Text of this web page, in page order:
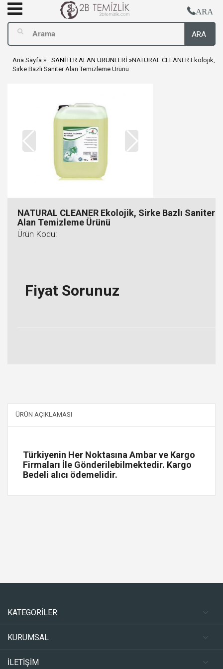
ARA
ARA
Ana Sayfa SANİTER ALAN ÜRÜNLERİ
NATURAL CLEANER Ekolojik,
Sirke Bazlı Saniter Alan Temizleme Ürünü
NATURAL CLEANER Ekolojik, Sirke Bazlı Saniter
Alan Temizleme Ürünü
Ürün Kodu:
Fiyat Sorunuz
ÜRÜN AÇIKLAMASI
Türkiyenin Her Noktasına Ambar ve Kargo
Firmaları İle Gönderilebilmektedir. Kargo
Bedeli alıcı ödemelidir.
KATEGORİLER
KURUMSAL
İLETİŞİM